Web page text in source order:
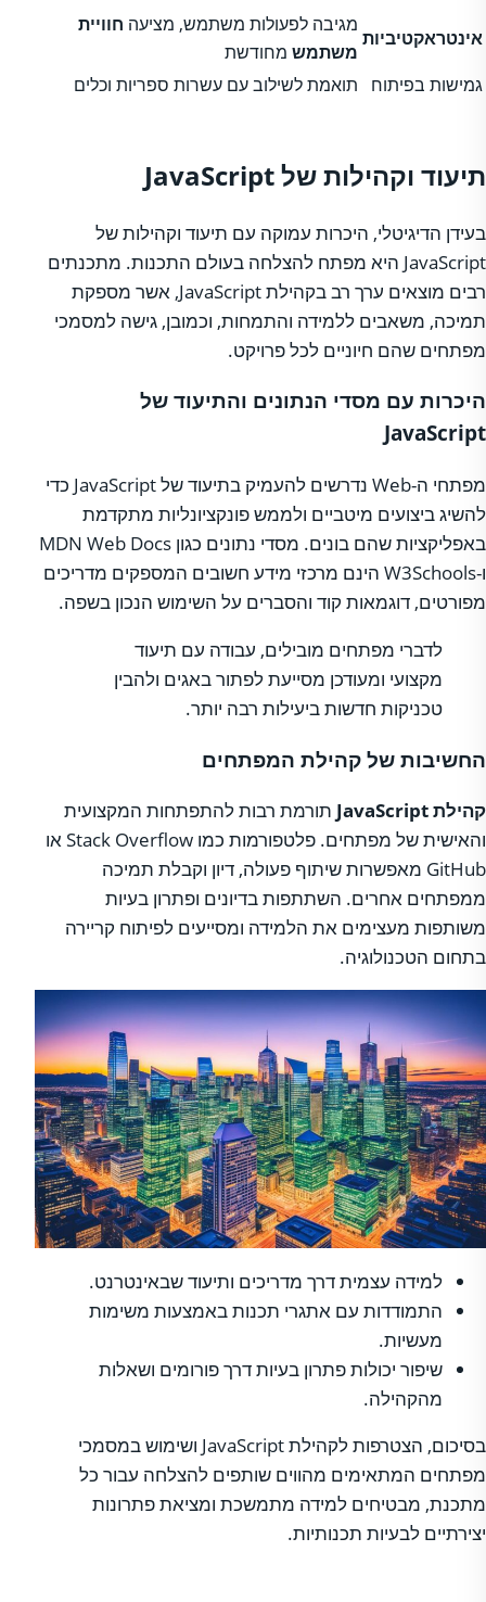
אינטראקטיביות
מגיבה לפעולות משתמש, מציעה חוויית
משתמש מחודשת
גמישות בפיתוח
תואמת לשילוב עם עשרות ספריות וכלים
תיעוד וקהילות של JavaScript
בעידן הדיגיטלי, היכרות עמוקה עם תיעוד וקהילות של
JavaScript היא מפתח להצלחה בעולם התכנות. מתכנתים
רבים מוצאים ערך רב בקהילת JavaScript, אשר מספקת
תמיכה, משאבים ללמידה והתמחות, וכמובן, גישה למסמכי
מפתחים שהם חיוניים לכל פרויקט.
היכרות עם מסדי הנתונים והתיעוד של
JavaScript
מפתחי ה-Web נדרשים להעמיק בתיעוד של JavaScript כדי
להשיג ביצועים מיטביים ולממש פונקציונליות מתקדמת
באפליקציות שהם בונים. מסדי נתונים כגון MDN Web Docs
ו-W3Schools הינם מרכזי מידע חשובים המספקים מדריכים
מפורטים, דוגמאות קוד והסברים על השימוש הנכון בשפה.
לדברי מפתחים מובילים, עבודה עם תיעוד
מקצועי ומעודכן מסייעת לפתור באגים ולהבין
טכניקות חדשות ביעילות רבה יותר.
החשיבות של קהילת המפתחים
קהילת JavaScript
תורמת רבות להתפתחות המקצועית
והאישית של מפתחים. פלטפורמות כמו Stack Overflow או
GitHub מאפשרות שיתוף פעולה, דיון וקבלת תמיכה
ממפתחים אחרים. השתתפות בדיונים ופתרון בעיות
משותפות מעצימים את הלמידה ומסייעים לפיתוח קריירה
בתחום הטכנולוגיה.
למידה עצמית דרך מדריכים ותיעוד שבאינטרנט.
התמודדות עם אתגרי תכנות באמצעות משימות
מעשיות.
שיפור יכולות פתרון בעיות דרך פורומים ושאלות
מהקהילה.
בסיכום, הצטרפות לקהילת JavaScript ושימוש במסמכי
מפתחים המתאימים מהווים שותפים להצלחה עבור כל
מתכנת, מבטיחים למידה מתמשכת ומציאת פתרונות
יצירתיים לבעיות תכנותיות.